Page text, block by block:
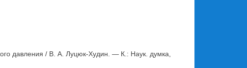
давления / В. А. Луцюк-Худин. — К.: Наук. думка,